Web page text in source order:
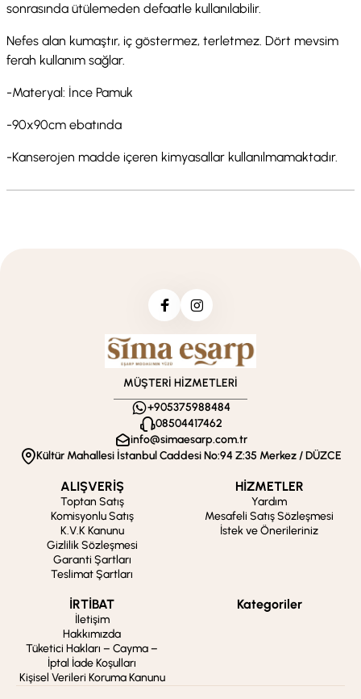
sonrasında ütülemeden defaatle kullanılabilir.
Nefes alan kumaştır, iç göstermez, terletmez. Dört mevsim
ferah kullanım sağlar.
-Materyal: İnce Pamuk
-90x90cm ebatında
-Kanserojen madde içeren kimyasallar kullanılmamaktadır.
MÜŞTERİ HİZMETLERİ
+905375988484
08504417462
info@simaesarp.com.tr
Kültür Mahallesi İstanbul Caddesi No:94 Z:35 Merkez / DÜZCE
ALIŞVERİŞ
Toptan Satış
Komisyonlu Satış
K.V.K Kanunu
Gizlilik Sözleşmesi
Garanti Şartları
Teslimat Şartları
HİZMETLER
Yardım
Mesafeli Satış Sözleşmesi
İstek ve Önerileriniz
İRTİBAT
İletişim
Hakkımızda
Tüketici Hakları – Cayma –
İptal İade Koşulları
Kişisel Verileri Koruma Kanunu
Kategoriler